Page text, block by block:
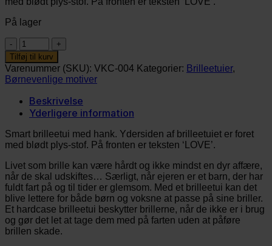
var:
er:
På lager
Brilleetui
–
LOVE
antal
Tilføj til kurv
Varenummer (SKU): VKC-004 Kategorier: Brilleetuier,
Børnevenlige motiver
Beskrivelse
Yderligere information
Smart brilleetui med hank. Ydersiden af brilleetuiet er foret
med blødt plys-stof. På fronten er teksten ‘LOVE’.
Livet som brille kan være hårdt og ikke mindst en dyr affære,
når de skal udskiftes… Særligt, når ejeren er et barn, der har
fuldt fart på og til tider er glemsom. Med et brilleetui kan det
blive lettere for både børn og voksne at passe på sine briller.
Et hardcase brilleetui beskytter brillerne, når de ikke er i brug
og gør det let at tage dem med på farten uden at påføre
brillen skade.